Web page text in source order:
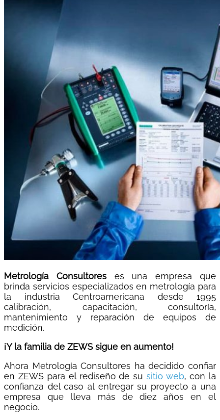
Metrología Consultoreses una empresa que
brinda servicios especializados en metrología para
la industria Centroamericana desde 1995
calibración, capacitación, consultoría,
mantenimiento y reparación de equipos de
medición.
¡Y la familia de ZEWS sigue en aumento!
Ahora Metrología Consultores ha decidido confiar
en ZEWS para el rediseño de susitio web, con la
confianza del caso al entregar su proyecto a una
empresa que lleva más de diez años en el
negocio.